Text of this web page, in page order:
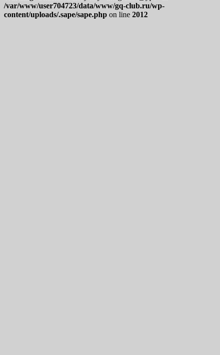
/var/www/user704723/data/www/gq-club.ru/wp-
content/uploads/.sape/sape.php on line 2012